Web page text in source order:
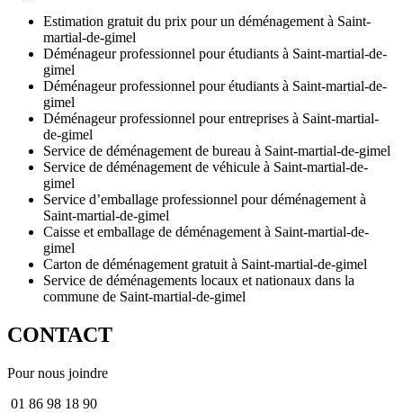
Estimation gratuit du prix pour un déménagement à Saint-
martial-de-gimel
Déménageur professionnel pour étudiants à Saint-martial-de-
gimel
Déménageur professionnel pour étudiants à Saint-martial-de-
gimel
Déménageur professionnel pour entreprises à Saint-martial-
de-gimel
Service de déménagement de bureau à Saint-martial-de-gimel
Service de déménagement de véhicule à Saint-martial-de-
gimel
Service d’emballage professionnel pour déménagement à
Saint-martial-de-gimel
Caisse et emballage de déménagement à Saint-martial-de-
gimel
Carton de déménagement gratuit à Saint-martial-de-gimel
Service de déménagements locaux et nationaux dans la
commune de Saint-martial-de-gimel
CONTACT
Pour nous joindre
01 86 98 18 90